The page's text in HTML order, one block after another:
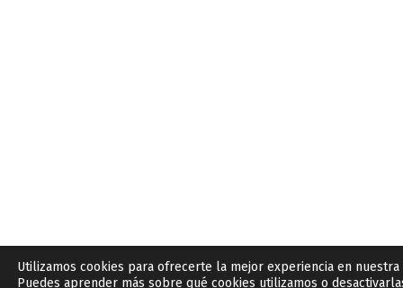
Utilizamos cookies para ofrecerte la mejor experiencia en nuestra
Puedes aprender más sobre qué cookies utilizamos o